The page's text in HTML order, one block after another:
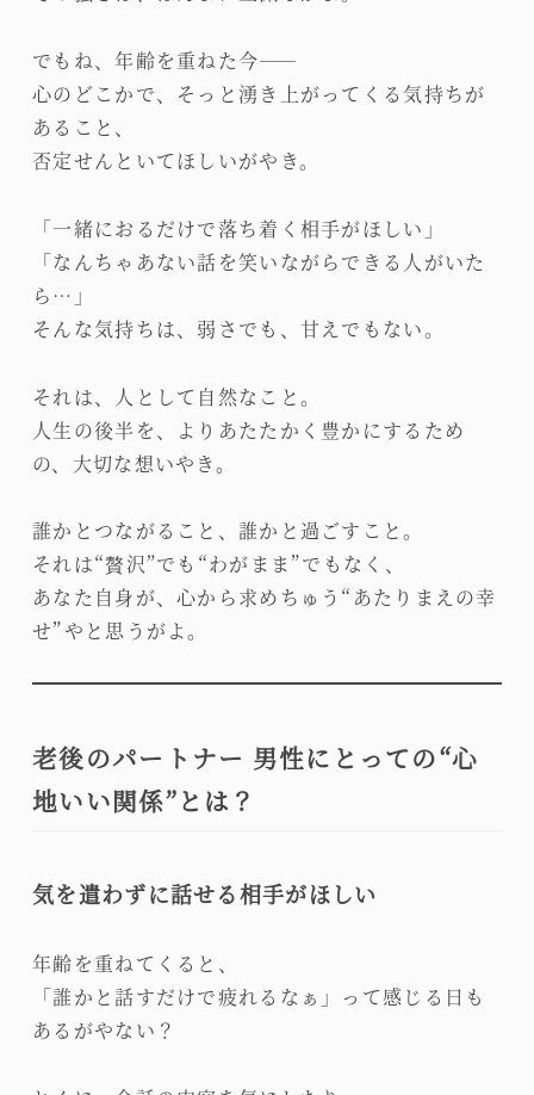
でもね、年齢を重ねた今――
心のどこかで、そっと湧き上がってくる気持ちが
あること、
否定せんといてほしいがやき。
「一緒におるだけで落ち着く相手がほしい」
「なんちゃあない話を笑いながらできる人がいた
ら…」
そんな気持ちは、弱さでも、甘えでもない。
それは、人として自然なこと。
人生の後半を、よりあたたかく豊かにするため
の、大切な想いやき。
誰かとつながること、誰かと過ごすこと。
それは“贅沢”でも“わがまま”でもなく、
あなた自身が、心から求めちゅう“あたりまえの幸
せ”やと思うがよ。
老後のパートナー 男性にとっての“心
地いい関係”とは？
気を遣わずに話せる相手がほしい
年齢を重ねてくると、
「誰かと話すだけで疲れるなぁ」って感じる日も
あるがやない？